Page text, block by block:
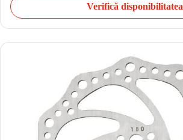
Verifică disponibilitatea